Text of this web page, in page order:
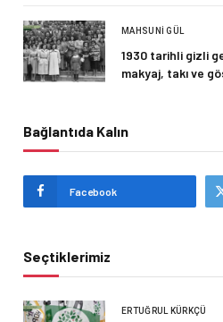
MAHSUNI GÜL
1930 tarihli gizli
makyaj, takı ve
Bağlantıda Kalın
Facebook
Seçtiklerimiz
ERTUĞRUL KÜRKÇÜ